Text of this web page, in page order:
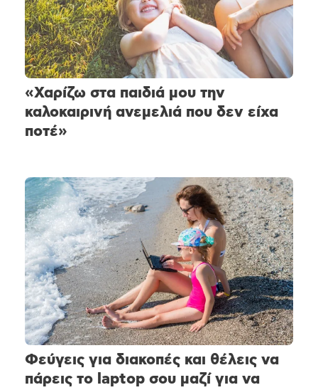
«Χαρίζω στα παιδιά μου την
καλοκαιρινή ανεμελιά που δεν είχα
ποτέ»
Φεύγεις για διακοπές και θέλεις να
πάρεις το laptop σου μαζί για να